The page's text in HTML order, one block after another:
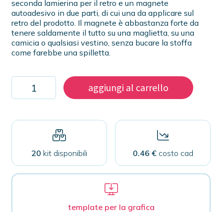
seconda lamierina per il retro e un magnete
autoadesivo in due parti, di cui una da applicare sul
retro del prodotto. Il magnete è abbastanza forte da
tenere saldamente il tutto su una maglietta, su una
camicia o qualsiasi vestino, senza bucare la stoffa
come farebbe una spilletta.
Kit
magneti
tessuti
aggiungi al carrello
20 kit disponibili 0.46 €costo cad
template per la grafica